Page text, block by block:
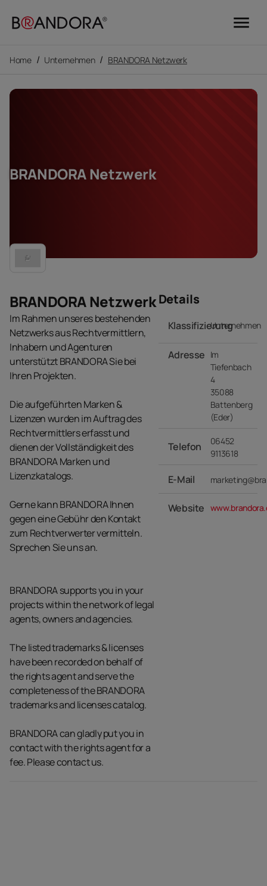
menu
Home / Unternehmen / BRANDORA Netzwerk
BRANDORA Netzwerk
BRANDORA Netzwerk
Im Rahmen unseres bestehenden
Netzwerks aus Rechtvermittlern,
Inhabern und Agenturen
unterstützt BRANDORA Sie bei
Ihren Projekten.
Die aufgeführten Marken &
Lizenzen wurden im Auftrag des
Rechtvermittlers erfasst und
dienen der Vollständigkeit des
BRANDORA Marken und
Lizenzkatalogs.
Gerne kann BRANDORA Ihnen
gegen eine Gebühr den Kontakt
zum Rechtverwerter vermitteln.
Sprechen Sie uns an.
BRANDORA supports you in your
projects within the network of legal
agents, owners and agencies.
The listed trademarks & licenses
have been recorded on behalf of
the rights agent and serve the
completeness of the BRANDORA
trademarks and licenses catalog.
BRANDORA can gladly put you in
contact with the rights agent for a
fee. Please contact us.
Details
KlassifizierungUnternehmen
Adresse Im
Tiefenbach
4
35088
Battenberg
(Eder)
Telefon
06452
9113618
E-Mail
Website